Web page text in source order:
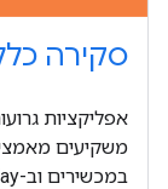
סקירה
אפליקציות
משקיעים
במכשירים וב-Google Play.